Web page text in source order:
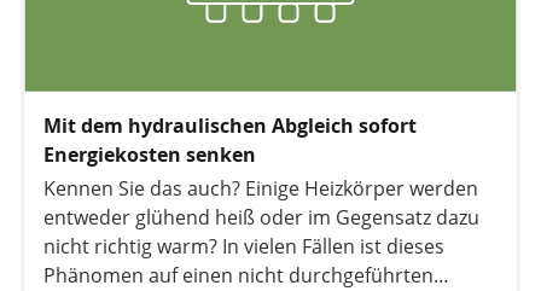
Mit dem hydraulischen Abgleich sofort
Energiekosten senken
Kennen Sie das auch? Einige Heizkörper werden
entweder glühend heiß oder im Gegensatz dazu
nicht richtig warm? In vielen Fällen ist dieses
Phänomen auf einen nicht durchgeführten